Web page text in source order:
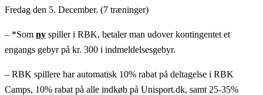
Fredag den 5. December. (7 træninger)
– *Som ny spiller i RBK, betaler man udover kontingentet et
engangs gebyr på kr. 300 i indmeldelsesgebyr.
– RBK spillere har automatisk 10% rabat på deltagelse i RBK
Camps, 10% rabat på alle indkøb på Unisport.dk, samt 25-35%